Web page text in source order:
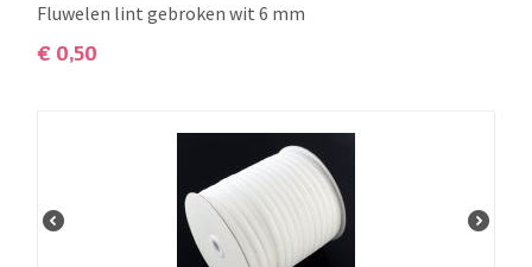
Fluwelen lint gebroken wit 6 mm
€ 0,50